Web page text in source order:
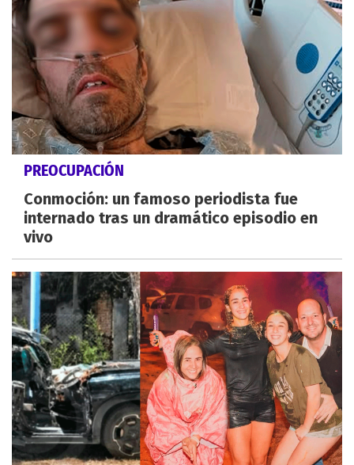
PREOCUPACIÓN
Conmoción: un famoso periodista fue
internado tras un dramático episodio en
vivo